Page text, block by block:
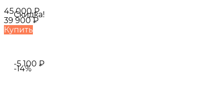
Скидка!
-5 100 ₽
45 000₽
39 900₽
Купить
-14%